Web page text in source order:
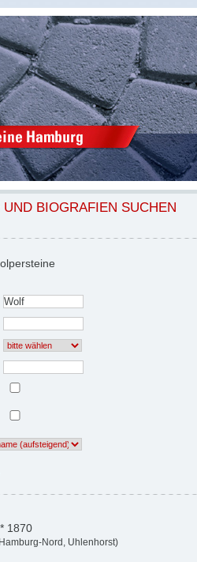
BIOGRAFIEN SUCHEN
1870
Nord, Uhlenhorst)